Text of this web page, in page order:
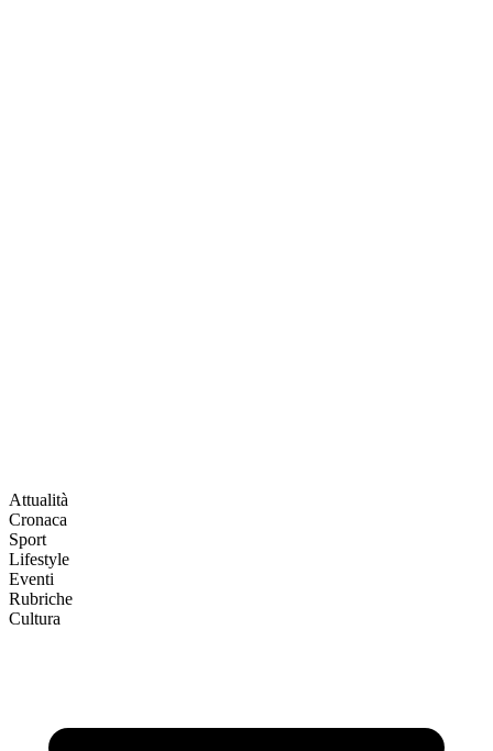
Attualità
Cronaca
Sport
Lifestyle
Eventi
Rubriche
Cultura